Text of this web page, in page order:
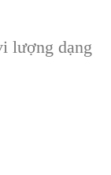
lượng dạng